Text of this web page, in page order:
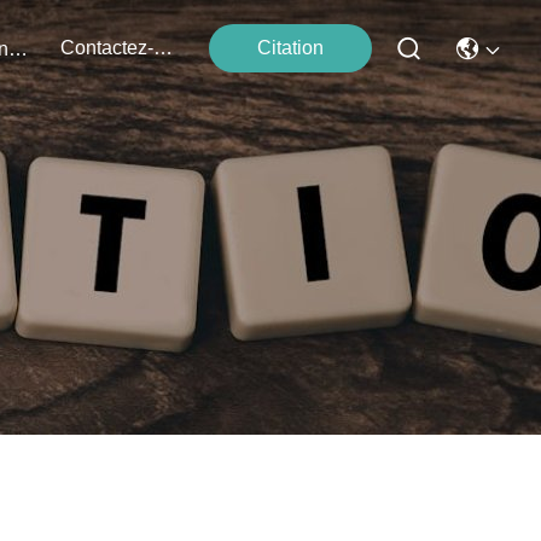
Événements Contactez-Nous Citation